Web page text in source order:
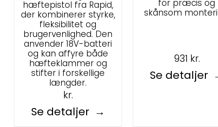
hæftepistol fra Rapid,
der kombinerer styrke,
fleksibilitet og
brugervenlighed. Den
anvender 18V-batteri
og kan affyre både
hæfteklammer og
stifter i forskellige
længder.
kr.
Se detaljer
for præcis og
skånsom
931 kr.
Se detaljer